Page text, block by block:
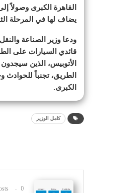
يضاف لها في المرحلة الثانية نحو 19 محطة أخرى حتى نصل إلى
ودعا وزير الصناعة
قائدي السيارات على
الأتوبيس، الذين
الطريق، تجنباً للحوادث
الكبرى.
كامل الوزير
0